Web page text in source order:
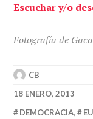
Escuchar y/o
Fotografía de
CB
18 ENERO, 2013
DEMOCRACIA,